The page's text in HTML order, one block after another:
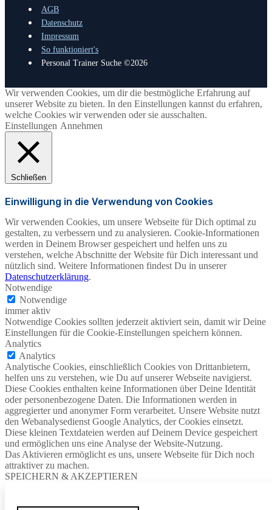
AGB
Datenschutz
Impressum
So funktioniert's
Personal Trainer Suche ©2026
Wir verwenden Cookies, um dir die bestmögliche Erfahrung auf
unserer Website zu bieten. In den Einstellungen kannst du erfahren,
welche Cookies wir verwenden oder sie ausschalten.
Einstellungen Annehmen
Schließen
Einwilligung in die Verwendung von Cookies
Wir verwenden Cookies, um unsere Webseite für Dich optimal zu
gestalten, zu verbessern und zu analysieren. Cookie-Informationen
werden in Deinem Browser gespeichert und helfen uns zu
verstehen, welche Abschnitte der Website für Dich interessant und
nützlich sind. Weitere Informationen findest Du in unserer
Datenschutzerklärung.
Notwendige
Notwendige
immer aktiv
Notwendige Cookies sollten jederzeit aktiviert sein, damit wir Deine
Einstellungen für die Cookie-Einstellungen speichern können.
Analytics
Analytics
Analytische Cookies, einschließlich Cookies von Drittanbietern,
helfen uns zu verstehen, wie Du auf unserer Webseite navigierst.
Diese Cookies enthalten keine Informationen über Deine Identität
oder personenbezogene Daten. Die Informationen werden in
aggregierter und anonymer Form verarbeitet. Unsere Website nutzt
den Webanalysedienst Google Analytics, der Cookies einsetzt.
Diese kleinen Textdateien werden auf Deinem Device gespeichert
und ermöglichen uns eine Analyse der Website-Nutzung.
Das Aktivieren ermöglicht es uns, unsere Webseite für Dich noch
attraktiver zu machen.
SPEICHERN & AKZEPTIEREN